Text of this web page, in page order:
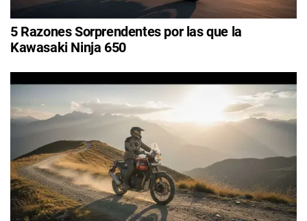
5 Razones Sorprendentes por las que la
Kawasaki Ninja 650